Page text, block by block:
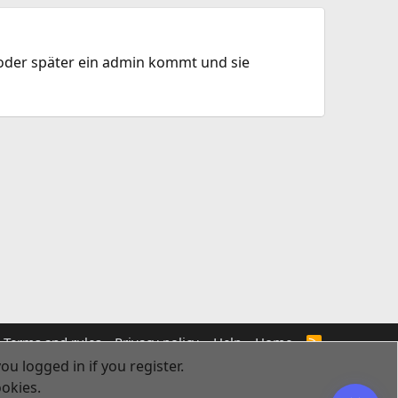
später ein admin kommt und sie
Terms and rules Privacy policy Help Home
R
logged in if you register.